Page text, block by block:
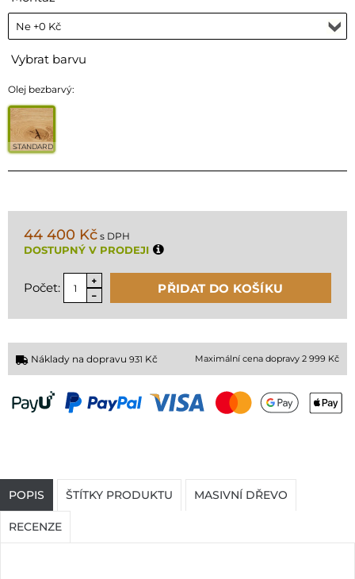
Vybrat barvu
Olej bezbarvý:
STANDARD
44 400 Kč s DPH
DOSTUPNÝ V PRODEJI
Počet: PŘIDAT DO KOŠÍKU
Náklady na dopravu 931 Kč Maximální cena dopravy 2 999 Kč
POPIS ŠTÍTKY PRODUKTU MASIVNÍ DŘEVO
RECENZE